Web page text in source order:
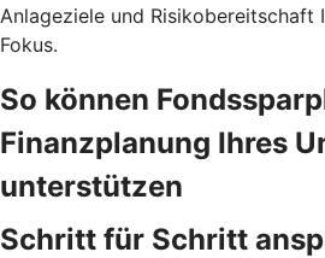
Anlageziele und Risikobereitschaft
Fokus.
So können
Finanzplanung Ihres
unterstützen
Schritt für Schritt